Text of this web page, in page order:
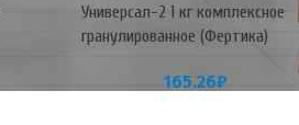
Универсал-2 1 кг комплексное
гранулированное (Фертика)
165.26₽